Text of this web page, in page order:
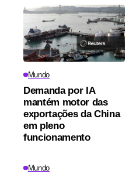
Mundo
Demanda por IA
mantém motor das
exportações da China
em pleno
funcionamento
Mundo